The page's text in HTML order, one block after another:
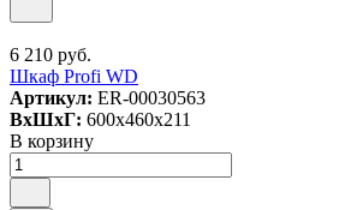
6 210 руб.
Шкаф Profi WD
Артикул: ER-00030563
ВxШxГ: 600x460x211
В корзину